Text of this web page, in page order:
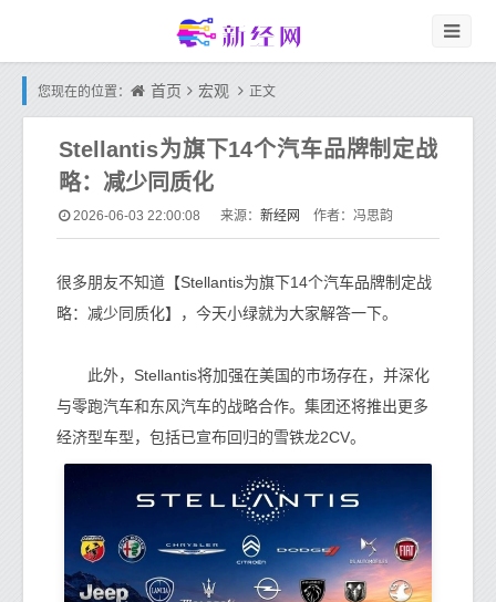
您现在的位置： 首页 宏观 正文
Stellantis为旗下14个汽车品牌制定战
略：减少同质化
2026-06-03 22:00:08 来源： 新经网 作者：冯思韵
很多朋友不知道【Stellantis为旗下14个汽车品牌制定战
略：减少同质化】，今天小绿就为大家解答一下。
此外，Stellantis将加强在美国的市场存在，并深化
与零跑汽车和东风汽车的战略合作。集团还将推出更多
经济型车型，包括已宣布回归的雪铁龙2CV。